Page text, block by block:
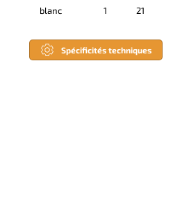
blanc 1 21
Spécificités techniques